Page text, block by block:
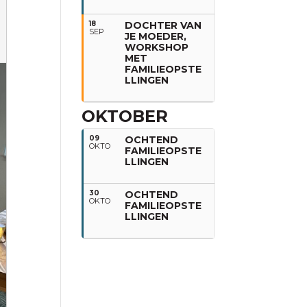
18
SEP
DOCHTER VAN
JE MOEDER,
WORKSHOP
MET
FAMILIEOPSTE
LLINGEN
OKTOBER
09
OKTO
OCHTEND
FAMILIEOPSTE
LLINGEN
30
OKTO
OCHTEND
FAMILIEOPSTE
LLINGEN